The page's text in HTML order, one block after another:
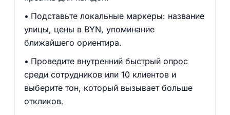
Подставьте локальные маркеры: название
улицы, цены в BYN, упоминание
ближайшего ориентира.
Проведите внутренний быстрый опрос
среди сотрудников или 10 клиентов и
выберите тон, который вызывает больше
откликов.